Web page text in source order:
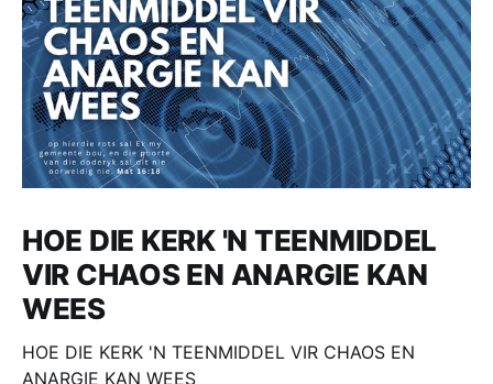
HOE DIE KERK 'N TEENMIDDEL
VIR CHAOS EN ANARGIE KAN
WEES
HOE DIE KERK 'N TEENMIDDEL VIR CHAOS EN
ANARGIE KAN WEES